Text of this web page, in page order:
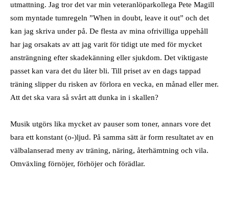
utmattning. Jag tror det var min veteranlöparkollega Pete Magill
som myntade tumregeln ”When in doubt, leave it out” och det
kan jag skriva under på. De flesta av mina ofrivilliga uppehåll
har jag orsakats av att jag varit för tidigt ute med för mycket
ansträngning efter skadekänning eller sjukdom. Det viktigaste
passet kan vara det du låter bli. Till priset av en dags tappad
träning slipper du risken av förlora en vecka, en månad eller mer.
Att det ska vara så svårt att dunka in i skallen?
Musik utgörs lika mycket av pauser som toner, annars vore det
bara ett konstant (o-)ljud. På samma sätt är form resultatet av en
välbalanserad meny av träning, näring, återhämtning och vila.
Omväxling förnöjer, förhöjer och förädlar.